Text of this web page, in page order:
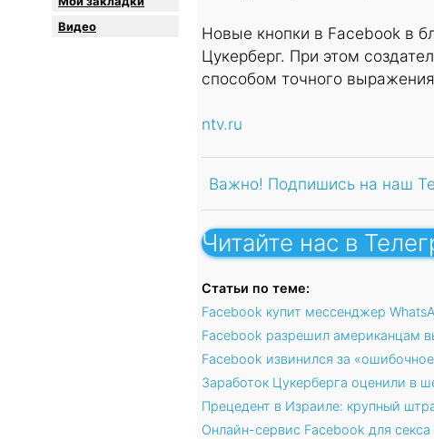
Видео
Новые кнопки в Facebook в
Цукерберг. При этом
способом точного
ntv.ru
Важно! Подпишись на наш
Читайте нас в
Статьи по теме:
Facebook купит мессенджер
Facebook разрешил американцам
Facebook извинился за
Заработок Цукерберга оценили в
Прецедент в Израиле: крупный
Онлайн-сервис Facebook для